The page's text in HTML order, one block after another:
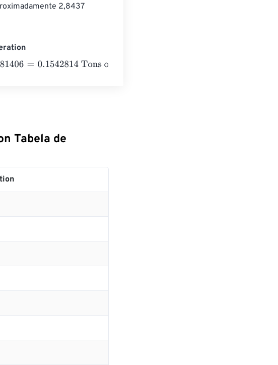
2,8437
Tons of refrigeration
Tabela de